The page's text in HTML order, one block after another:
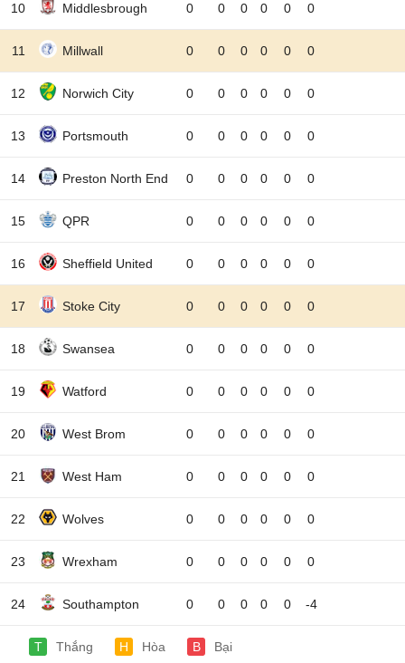
10 Middlesbrough 0 0 0 0 0 0
11 Millwall 0 0 0 0 0 0
12 Norwich City 0 0 0 0 0 0
13 Portsmouth 0 0 0 0 0 0
14 Preston North End 0 0 0 0 0 0
15 QPR 0 0 0 0 0 0
16 Sheffield United 0 0 0 0 0 0
17 Stoke City 0 0 0 0 0 0
18 Swansea 0 0 0 0 0 0
19 Watford 0 0 0 0 0 0
20 West Brom 0 0 0 0 0 0
21 West Ham 0 0 0 0 0 0
22 Wolves 0 0 0 0 0 0
23 Wrexham 0 0 0 0 0 0
24 Southampton 0 0 0 0 0 -4
T Thắng H Hòa B Bại